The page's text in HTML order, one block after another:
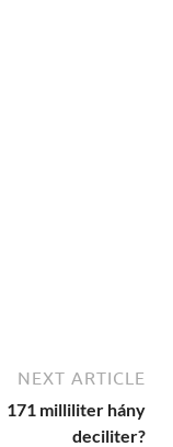
NEXT ARTICLE
171 milliliter hány
deciliter?